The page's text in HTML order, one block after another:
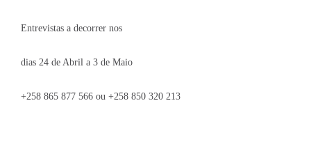
Entrevistas a decorrer nos
dias 24 de Abril a 3 de Maio
+258 865 877 566 ou +258 850 320 213